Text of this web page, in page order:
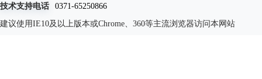
技术支持电话
0371-65250866
建议使用IE10及以上版本或Chrome、360等主流浏览器访问本网站